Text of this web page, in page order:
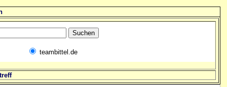
teambittel.de